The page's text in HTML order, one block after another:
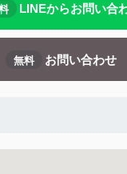
LINEからお問い合
無料 お問い合わせ